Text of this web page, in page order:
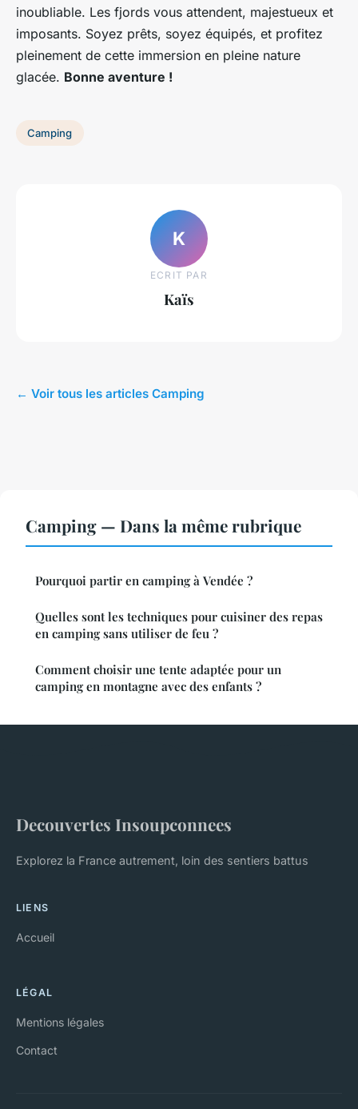
inoubliable. Les fjords vous attendent, majestueux et
imposants. Soyez prêts, soyez équipés, et profitez
pleinement de cette immersion en pleine nature
glacée. Bonne aventure !
Camping
K
ECRIT PAR
Kaïs
← Voir tous les articles Camping
Camping — Dans la même rubrique
Pourquoi partir en camping à Vendée ?
Quelles sont les techniques pour cuisiner des repas
en camping sans utiliser de feu ?
Comment choisir une tente adaptée pour un
camping en montagne avec des enfants ?
Decouvertes Insoupconnees
Explorez la France autrement, loin des sentiers battus
LIENS
Accueil
LÉGAL
Mentions légales
Contact